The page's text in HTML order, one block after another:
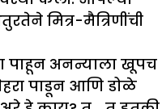
मित्र-मैत्रिणींची
पाहून अनन्याला खूपच
पाडून आणि डोळे